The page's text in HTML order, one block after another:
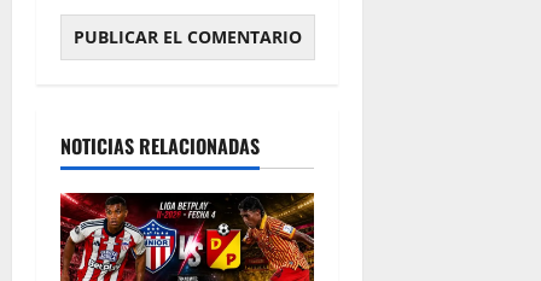
NOTICIAS RELACIONADAS